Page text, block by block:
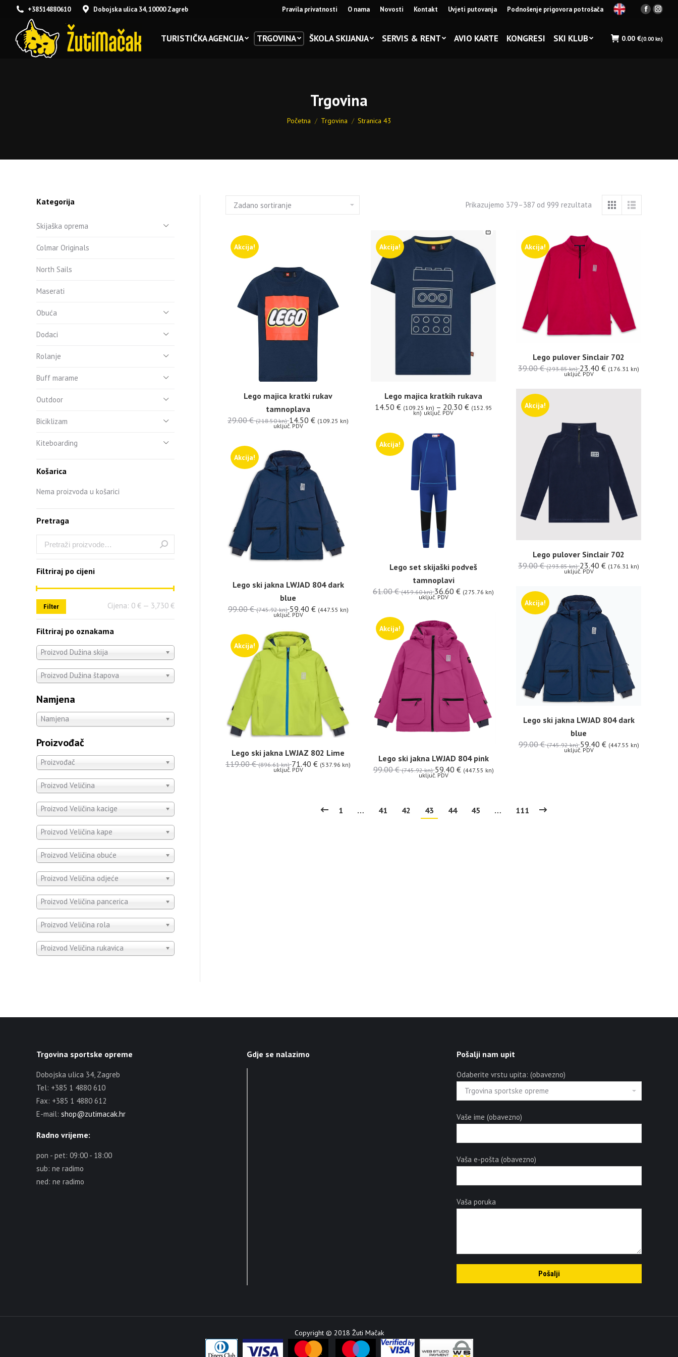
+38514880610 Dobojska ulica 34, 10000 Zagreb Pravila privatnosti O nama Novosti Kontakt Uvjeti putovanja Podnošenje prigovora potrošača
Facebook
in
in
TURISTIČKA AGENCIJA TRGOVINA ŠKOLA SKIJANJA SERVIS & RENT AVIO KARTE KONGRESI SKI KLUB 0.00 €(0.00 kn)
Trgovina
You are here:
Početna Trgovina Stranica 43
Prikazujemo 379–387 od 999 rezultata
Akcija!
Lego majica kratki rukav
tamnoplava
29.00€ (218.50 kn) 14.50 € (109.25 kn)
uključ. PDV
Akcija!
Lego majica kratkih rukava
14.50 € (109.25 kn) – 20.30 € (152.95
kn) uključ. PDV
Akcija!
Lego pulover Sinclair 702
39.00€ (293.85 kn) 23.40 € (176.31 kn)
uključ. PDV
Akcija!
Lego pulover Sinclair 702
39.00€ (293.85 kn) 23.40 € (176.31 kn)
uključ. PDV
Akcija!
Lego set skijaški podveš
tamnoplavi
61.00€ (459.60 kn) 36.60 € (275.76 kn)
uključ. PDV
Akcija!
Lego ski jakna LWJAD 804 dark
blue
99.00€ (745.92 kn) 59.40 € (447.55 kn)
uključ. PDV
Akcija!
Lego ski jakna LWJAD 804 dark
blue
99.00€ (745.92 kn) 59.40 € (447.55 kn)
uključ. PDV
Akcija!
Lego ski jakna LWJAD 804 pink
99.00€ (745.92 kn) 59.40 € (447.55 kn)
uključ. PDV
Akcija!
Lego ski jakna LWJAZ 802 Lime
119.00€ (896.61 kn) 71.40 € (537.96 kn)
uključ. PDV
1 … 41 42 43 44 45 … 111
Kategorija
Skijaška oprema
Colmar Originals
North Sails
Maserati
Obuća
Dodaci
Rolanje
Buff marame
Outdoor
Biciklizam
Kiteboarding
Košarica
Nema proizvoda u košarici
Pretraga
Filtriraj po cijeni
Filter Cijena: 0 € — 3,730 €
Filtriraj po oznakama
Proizvod Dužina skija
Proizvod Dužina štapova
Namjena
Namjena
Proizvođač
Proizvođač
Proizvod Veličina
Proizvod Veličina kacige
Proizvod Veličina kape
Proizvod Veličina obuće
Proizvod Veličina odjeće
Proizvod Veličina pancerica
Proizvod Veličina rola
Proizvod Veličina rukavica
Trgovina sportske opreme
Dobojska ulica 34, Zagreb
Tel: +385 1 4880 610
Fax: +385 1 4880 612
E-mail: shop@zutimacak.hr
Radno vrijeme:
pon - pet: 09:00 - 18:00
sub: ne radimo
ned: ne radimo
Gdje se nalazimo Pošalji nam upit
Odaberite vrstu upita: (obavezno)
Vaše ime (obavezno)
Vaša e-pošta (obavezno)
Vaša poruka
Copyright © 2018 Žuti Mačak